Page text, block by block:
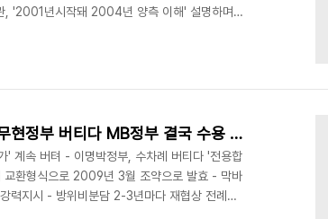
, '2001년시작돼 2004년 양측 이해' 설명하며
정부 버티다 MB정부 결국 수용 - 청와대 '내일
미군기지이전비용 방위비분담금 전용 : 노무현정부 버티다 MB정부 결국 수용 - 청와대 '내일 타결'지시도
' 계속 버텨 - 이명박정부, 수차례 버티다 '전용합
환형식으로 2009년 3월 조약으로 발효 - 막바
력지시 - 방위비분담 2-3년마다 재협상 전례불